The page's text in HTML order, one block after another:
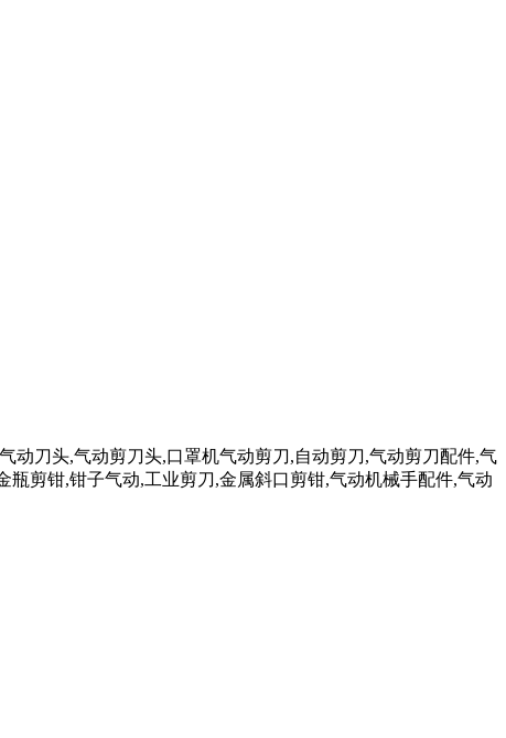
动刀头,气动剪刀头,口罩机气动剪刀,自动剪刀,气动剪刀配件,气
剪钳,钳子气动,工业剪刀,金属斜口剪钳,气动机械手配件,气动